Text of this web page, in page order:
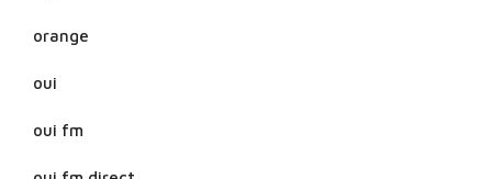
orange
oui
oui fm